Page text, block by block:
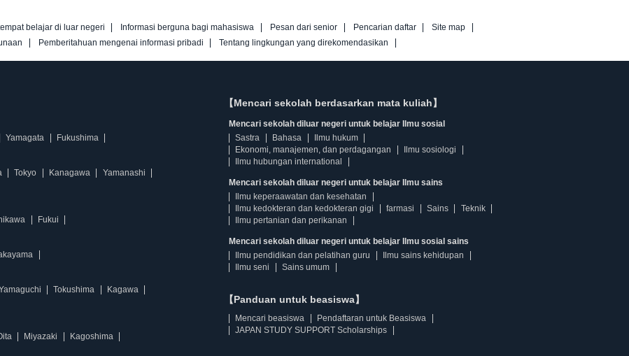
belajar di luar negeri Informasi berguna bagi mahasiswa Pesan dari senior Pencarian daftar
Site map
Pemberitahuan mengenai informasi pribadi Tentang lingkungan yang direkomendasikan
Yamagata Fukushima
Tokyo Kanagawa
Yamanashi
Fukui
Tokushima
Kagawa
Miyazaki
Kagoshima
【Mencari sekolah berdasarkan mata kuliah】
Mencari sekolah diluar negeri untuk belajar Ilmu sosial
Sastra
Bahasa
Ilmu hukum
Ekonomi, manajemen, dan perdagangan
Ilmu sosiologi
Ilmu hubungan international
Mencari sekolah diluar negeri untuk belajar Ilmu sains
Ilmu keperaawatan dan kesehatan
Ilmu kedokteran dan kedokteran gigi
farmasi Sains
Teknik
Ilmu pertanian dan perikanan
Mencari sekolah diluar negeri untuk belajar Ilmu sosial sains
Ilmu pendidikan dan pelatihan guru
Ilmu sains kehidupan
Ilmu seni
Sains umum
【Panduan untuk beasiswa】
Mencari beasiswa
Pendaftaran untuk Beasiswa
JAPAN STUDY SUPPORT Scholarships